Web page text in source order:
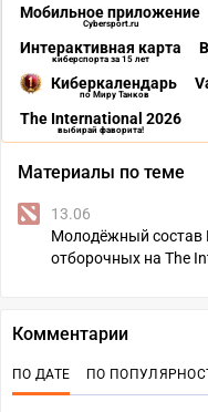
Мобильное приложение
Cybersport.ru
Интерактивная карта
киберспорта за 15 лет
Киберкалендарь
по Миру Танков
The International 2026
выбирай фаворита!
Материалы по теме
13.06
Молодёжный состав
отборочных на The
Комментарии
ПО ДАТЕ ПО